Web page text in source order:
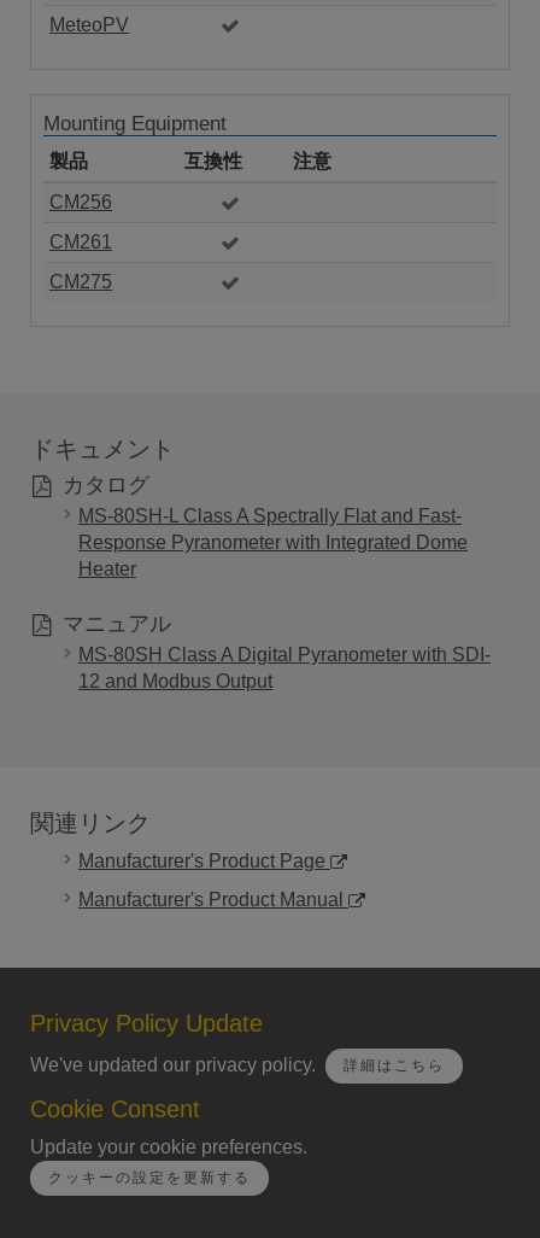
MeteoPV
Mounting Equipment
製品 互換性
注意
CM256
CM261
CM275
ドキュメント
カタログ
MS-80SH-L Class A Spectrally Flat and Fast-
Response Pyranometer with Integrated Dome
Heater
マニュアル
MS-80SH Class A Digital Pyranometer with SDI-
12 and Modbus Output
関連リンク
Manufacturer's Product Page
Manufacturer's Product Manual
Privacy Policy Update
We've updated our privacy policy. 詳細はこちら
Cookie Consent
Update your cookie preferences.
クッキーの設定を更新する